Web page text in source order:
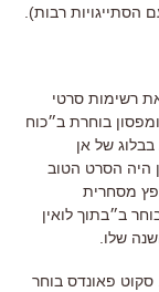
רבות).
רשימות סרטי
בוחרת ב״כוח
של אן
היה הסרט הטוב
לא הופץ מסחרית
ב״בתוך לואין
שלו.
פאונדס בוחר